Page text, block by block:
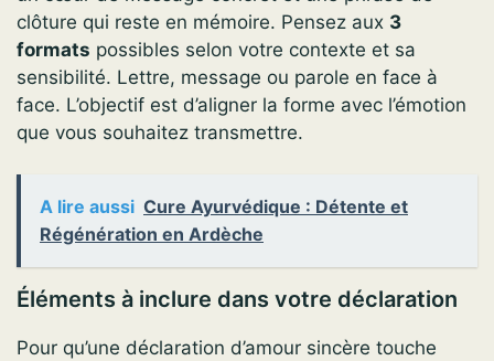
clôture qui reste en mémoire. Pensez aux 3
formats possibles selon votre contexte et sa
sensibilité. Lettre, message ou parole en face à
face. L’objectif est d’aligner la forme avec l’émotion
que vous souhaitez transmettre.
A lire aussi Cure Ayurvédique : Détente et
Régénération en Ardèche
Éléments à inclure dans votre déclaration
Pour qu’une déclaration d’amour sincère touche